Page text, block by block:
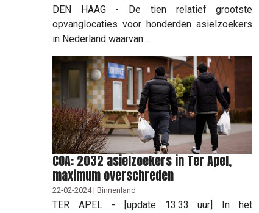
DEN HAAG - De tien relatief grootste
opvanglocaties voor honderden asielzoekers
in Nederland waarvan...
COA: 2032 asielzoekers in Ter Apel,
maximum overschreden
22-02-2024 | Binnenland
TER APEL - [update 13:33 uur] In het